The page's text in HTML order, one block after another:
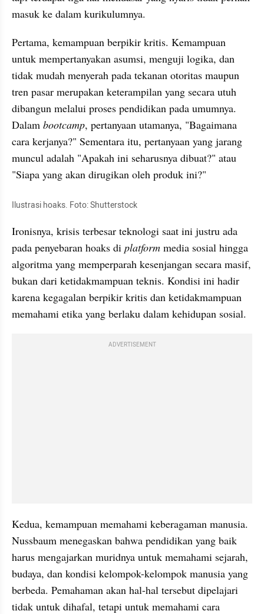
masuk ke dalam kurikulumnya.
Pertama, kemampuan berpikir kritis. Kemampuan
untuk mempertanyakan asumsi, menguji logika, dan
tidak mudah menyerah pada tekanan otoritas maupun
tren pasar merupakan keterampilan yang secara utuh
dibangun melalui proses pendidikan pada umumnya.
Dalam bootcamp, pertanyaan utamanya, "Bagaimana
cara kerjanya?" Sementara itu, pertanyaan yang jarang
muncul adalah "Apakah ini seharusnya dibuat?" atau
"Siapa yang akan dirugikan oleh produk ini?"
Ilustrasi hoaks. Foto: Shutterstock
Ironisnya, krisis terbesar teknologi saat ini justru ada
pada penyebaran hoaks di platform media sosial hingga
algoritma yang memperparah kesenjangan secara masif,
bukan dari ketidakmampuan teknis. Kondisi ini hadir
karena kegagalan berpikir kritis dan ketidakmampuan
memahami etika yang berlaku dalam kehidupan sosial.
ADVERTISEMENT
Kedua, kemampuan memahami keberagaman manusia.
Nussbaum menegaskan bahwa pendidikan yang baik
harus mengajarkan muridnya untuk memahami sejarah,
budaya, dan kondisi kelompok-kelompok manusia yang
berbeda. Pemahaman akan hal-hal tersebut dipelajari
tidak untuk dihafal, tetapi untuk memahami cara